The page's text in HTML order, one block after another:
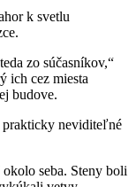
k svetlu
zo súčasníkov,“
ich cez miesta
budove.
prakticky neviditeľné
seba. Steny boli